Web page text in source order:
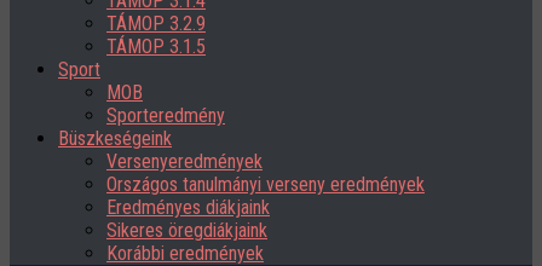
TÁMOP 3.2.9
TÁMOP 3.1.5
Sport
MOB
Sporteredmény
Büszkeségeink
Versenyeredmények
Országos tanulmányi verseny eredmények
Eredményes diákjaink
Sikeres öregdiákjaink
Korábbi eredmények